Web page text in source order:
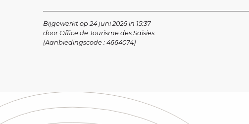
Bijgewerkt op 24 juni 2026 in 15:37
door Office de Tourisme des Saisies
(Aanbiedingscode : 4664074)